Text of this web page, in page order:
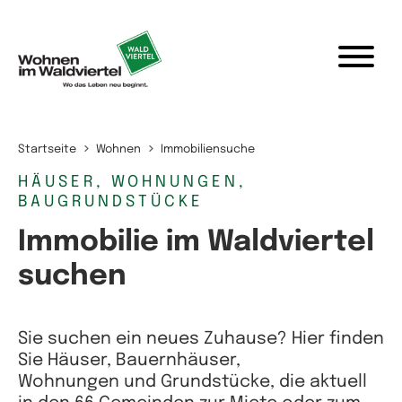
Startseite Wohnen Immobiliensuche
HÄUSER, WOHNUNGEN,
BAUGRUNDSTÜCKE
Immobilie im Waldviertel
suchen
Sie suchen ein neues Zuhause? Hier finden
Sie Häuser, Bauernhäuser,
Wohnungen und Grundstücke, die aktuell